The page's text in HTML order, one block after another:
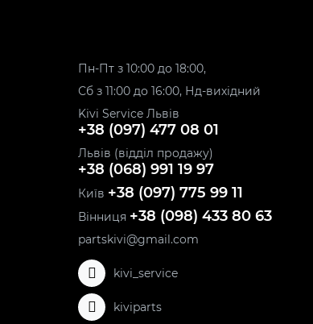
Пн-Пт з 10:00 до 18:00,
Сб з 11:00 до 16:00, Нд-вихідний
Kivi Service Львів
+38 (097) 477 08 01
Львів (відділ продажу)
+38 (068) 991 19 97
Київ +38 (097) 775 99 11
Вінниця +38 (098) 433 80 63
partskivi@gmail.com
kivi_service
kiviparts